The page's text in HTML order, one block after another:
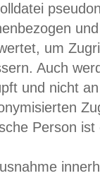
um
Auch
und nicht
Person